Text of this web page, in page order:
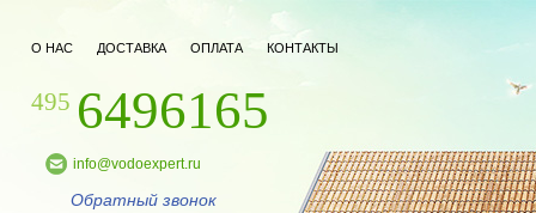
О НАС ДОСТАВКА ОПЛАТА КОНТАКТЫ
495 6496165
info@vodoexpert.ru
Обратный звонок